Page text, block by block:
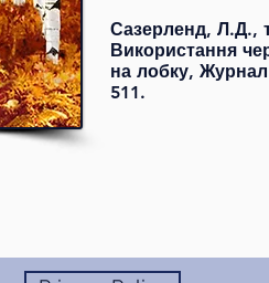
Сазерленд, Л.Д.,
Використання
на лобку, Журнал
511.